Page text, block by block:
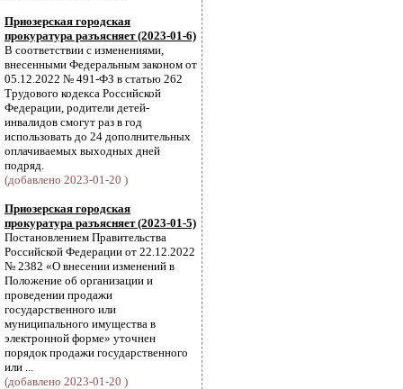
Приозерская городская
прокуратура разъясняет (2023-01-6)
В соответствии с изменениями,
внесенными Федеральным законом от
05.12.2022 № 491-ФЗ в статью 262
Трудового кодекса Российской
Федерации, родители детей-
инвалидов смогут раз в год
использовать до 24 дополнительных
оплачиваемых выходных дней
подряд.
(добавлено 2023-01-20 )
Приозерская городская
прокуратура разъясняет (2023-01-5)
Постановлением Правительства
Российской Федерации от 22.12.2022
№ 2382 «О внесении изменений в
Положение об организации и
проведении продажи
государственного или
муниципального имущества в
электронной форме» уточнен
порядок продажи государственного
или ...
(добавлено 2023-01-20 )